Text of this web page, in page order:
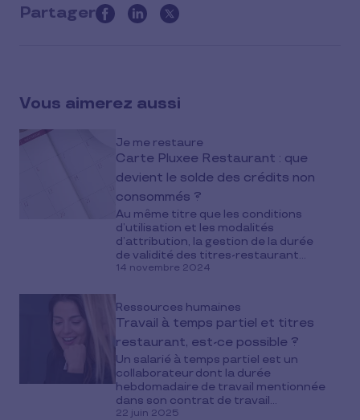
Partager
this
media
Vous aimerez aussi
Je me restaure
Carte Pluxee Restaurant : que
devient le solde des crédits non
consommés ?
Au même titre que les conditions
d’utilisation et les modalités
d’attribution, la gestion de la durée
de validité des titres-restaurant...
14 novembre 2024
Ressources humaines
Travail à temps partiel et titres
restaurant, est-ce possible ?
Un salarié à temps partiel est un
collaborateur dont la durée
hebdomadaire de travail mentionnée
dans son contrat de travail...
22 juin 2025